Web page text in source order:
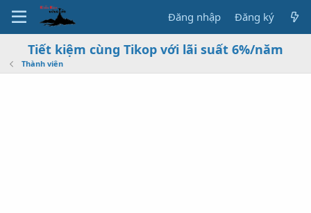
Đăng nhập Đăng ký
Tiết kiệm cùng Tikop với lãi suất 6%/năm
Thành viên